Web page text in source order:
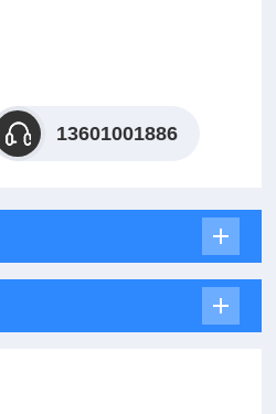
13601001886